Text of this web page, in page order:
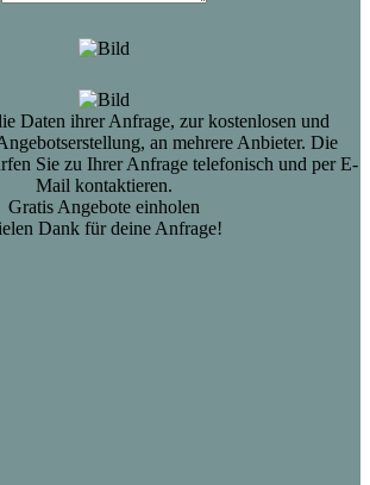
Daten ihrer Anfrage, zur kostenlosen und
an mehrere Anbieter. Die
Sie zu Ihrer Anfrage telefonisch und per E-
Mail kontaktieren.
Gratis Angebote einholen
Dank für deine Anfrage!